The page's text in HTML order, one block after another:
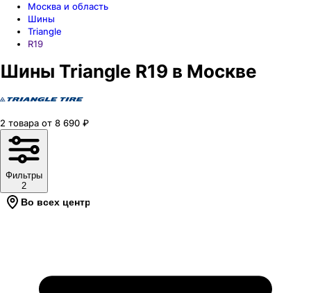
Москва и область
Шины
Triangle
R19
Шины Triangle R19 в Москве
2 товара от 8 690 ₽
Фильтры
2
Во всех центрах